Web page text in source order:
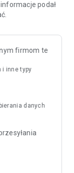
podał
firmom te
i inne typy
danych